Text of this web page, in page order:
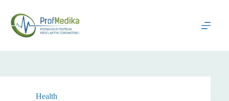
treści
Health